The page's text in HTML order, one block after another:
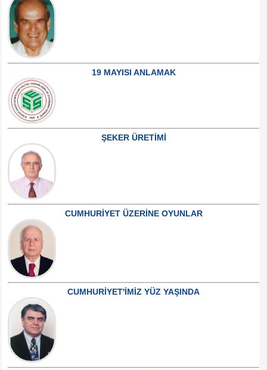
19 MAYISI ANLAMAK
ŞEKER ÜRETİMİ
CUMHURİYET ÜZERİNE OYUNLAR
CUMHURİYET'İMİZ YÜZ YAŞINDA